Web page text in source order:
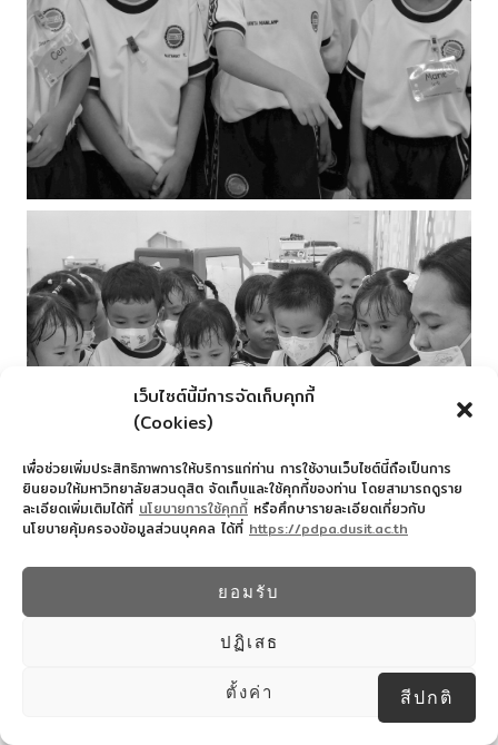
เว็บไซต์นี้มีการจัดเก็บคุกกี้
(Cookies)
เพื่อช่วยเพิ่มประสิทธิภาพการให้บริการแก่ท่าน การใช้งานเว็บไซต์นี้ถือเป็นการ
ยินยอมให้มหาวิทยาลัยสวนดุสิต จัดเก็บและใช้คุกกี้ของท่าน โดยสามารถดูราย
ละเอียดเพิ่มเติมได้ที่ นโยบายการใช้คุกกี้ หรือศึกษารายละเอียดเกี่ยวกับ
นโยบายคุ้มครองข้อมูลส่วนบุคคล ได้ที่ https://pdpa.dusit.ac.th
ยอมรับ
ปฏิเสธ
ตั้งค่า สีปกติ